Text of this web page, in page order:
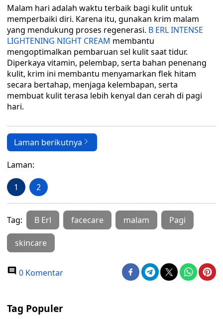
Malam hari adalah waktu terbaik bagi kulit untuk
memperbaiki diri. Karena itu, gunakan krim malam
yang mendukung proses regenerasi. B ERL INTENSE
LIGHTENING NIGHT CREAM membantu
mengoptimalkan pembaruan sel kulit saat tidur.
Diperkaya vitamin, pelembap, serta bahan penenang
kulit, krim ini membantu menyamarkan flek hitam
secara bertahap, menjaga kelembapan, serta
membuat kulit terasa lebih kenyal dan cerah di pagi
hari.
Laman berikutnya
Laman:
1 2
Tag: B Erl facecare malam Pagi
skincare
0 Komentar
Tag Populer